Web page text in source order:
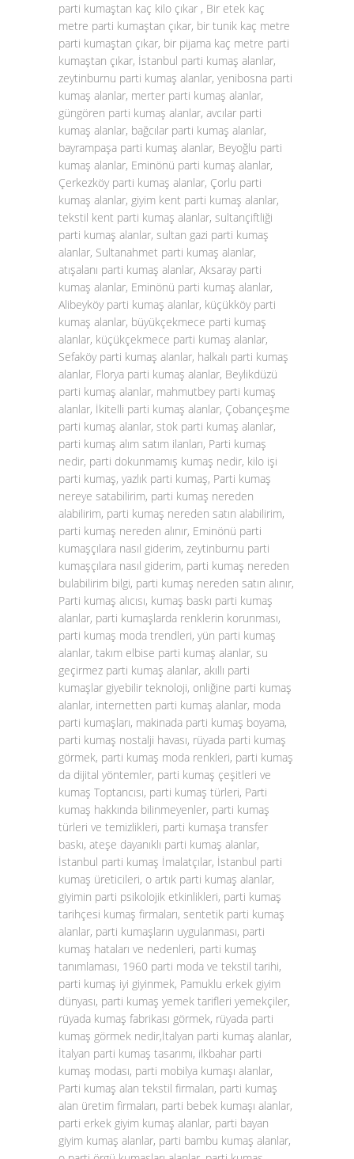
parti kumaştan kaç kilo çıkar , Bir etek kaç
metre parti kumaştan çıkar, bir tunik kaç metre
parti kumaştan çıkar, bir pijama kaç metre parti
kumaştan çıkar, İstanbul parti kumaş alanlar,
zeytinburnu parti kumaş alanlar, yenibosna parti
kumaş alanlar, merter parti kumaş alanlar,
güngören parti kumaş alanlar, avcılar parti
kumaş alanlar, bağcılar parti kumaş alanlar,
bayrampaşa parti kumaş alanlar, Beyoğlu parti
kumaş alanlar, Eminönü parti kumaş alanlar,
Çerkezköy parti kumaş alanlar, Çorlu parti
kumaş alanlar, giyim kent parti kumaş alanlar,
tekstil kent parti kumaş alanlar, sultançiftliği
parti kumaş alanlar, sultan gazi parti kumaş
alanlar, Sultanahmet parti kumaş alanlar,
atışalanı parti kumaş alanlar, Aksaray parti
kumaş alanlar, Eminönü parti kumaş alanlar,
Alibeyköy parti kumaş alanlar, küçükköy parti
kumaş alanlar, büyükçekmece parti kumaş
alanlar, küçükçekmece parti kumaş alanlar,
Sefaköy parti kumaş alanlar, halkalı parti kumaş
alanlar, Florya parti kumaş alanlar, Beylikdüzü
parti kumaş alanlar, mahmutbey parti kumaş
alanlar, İkitelli parti kumaş alanlar, Çobançeşme
parti kumaş alanlar, stok parti kumaş alanlar,
parti kumaş alım satım ilanları, Parti kumaş
nedir, parti dokunmamış kumaş nedir, kilo işi
parti kumaş, yazlık parti kumaş, Parti kumaş
nereye satabilirim, parti kumaş nereden
alabilirim, parti kumaş nereden satın alabilirim,
parti kumaş nereden alınır, Eminönü parti
kumaşçılara nasıl giderim, zeytinburnu parti
kumaşçılara nasıl giderim, parti kumaş nereden
bulabilirim bilgi, parti kumaş nereden satın alınır,
Parti kumaş alıcısı, kumaş baskı parti kumaş
alanlar, parti kumaşlarda renklerin korunması,
parti kumaş moda trendleri, yün parti kumaş
alanlar, takım elbise parti kumaş alanlar, su
geçirmez parti kumaş alanlar, akıllı parti
kumaşlar giyebilir teknoloji, onliğine parti kumaş
alanlar, internetten parti kumaş alanlar, moda
parti kumaşları, makinada parti kumaş boyama,
parti kumaş nostalji havası, rüyada parti kumaş
görmek, parti kumaş moda renkleri, parti kumaş
da dijital yöntemler, parti kumaş çeşitleri ve
kumaş Toptancısı, parti kumaş türleri, Parti
kumaş hakkında bilinmeyenler, parti kumaş
türleri ve temizlikleri, parti kumaşa transfer
baskı, ateşe dayanıklı parti kumaş alanlar,
İstanbul parti kumaş İmalatçılar, İstanbul parti
kumaş üreticileri, o artık parti kumaş alanlar,
giyimin parti psikolojik etkinlikleri, parti kumaş
tarihçesi kumaş firmaları, sentetik parti kumaş
alanlar, parti kumaşların uygulanması, parti
kumaş hataları ve nedenleri, parti kumaş
tanımlaması, 1960 parti moda ve tekstil tarihi,
parti kumaş iyi giyinmek, Pamuklu erkek giyim
dünyası, parti kumaş yemek tarifleri yemekçiler,
rüyada kumaş fabrikası görmek, rüyada parti
kumaş görmek nedir,İtalyan parti kumaş alanlar,
İtalyan parti kumaş tasarımı, ilkbahar parti
kumaş modası, parti mobilya kumaşı alanlar,
Parti kumaş alan tekstil firmaları, parti kumaş
alan üretim firmaları, parti bebek kumaşı alanlar,
parti erkek giyim kumaş alanlar, parti bayan
giyim kumaş alanlar, parti bambu kumaş alanlar,